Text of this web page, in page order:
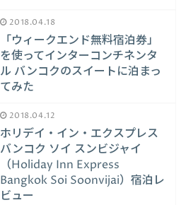
2018.04.18
「ウィークエンド無料宿泊券」
を使ってインターコンチネンタ
ル バンコクのスイートに泊まっ
てみた
2018.04.12
ホリデイ・イン・エクスプレス
バンコク ソイ スンビジャイ
（Holiday Inn Express
Bangkok Soi Soonvijai）宿泊レ
ビュー